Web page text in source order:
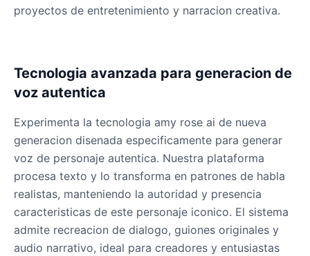
proyectos de entretenimiento y narracion creativa.
Tecnologia avanzada para generacion de
voz autentica
Experimenta la tecnologia amy rose ai de nueva
generacion disenada especificamente para generar
voz de personaje autentica. Nuestra plataforma
procesa texto y lo transforma en patrones de habla
realistas, manteniendo la autoridad y presencia
caracteristicas de este personaje iconico. El sistema
admite recreacion de dialogo, guiones originales y
audio narrativo, ideal para creadores y entusiastas